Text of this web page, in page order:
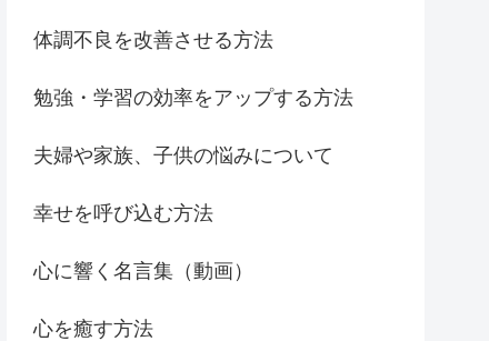
体調不良を改善させる方法
勉強・学習の効率をアップする方法
夫婦や家族、子供の悩みについて
幸せを呼び込む方法
心に響く名言集（動画）
心を癒す方法